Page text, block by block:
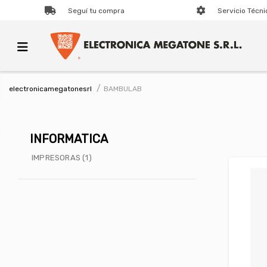
Seguí tu compra Servicio
electronicamegatonesrl BAMBULAB
INFORMATICA
IMPRESORAS (1)